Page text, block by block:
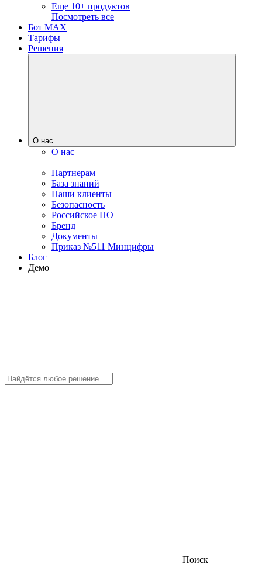
Еще 10+ продуктов
Посмотреть все
Бот MAX
Тарифы
Решения
О нас
О нас
Партнерам
База знаний
Наши клиенты
Безопасность
Российское ПО
Бренд
Документы
Приказ №511 Минцифры
Блог
Демо
Поиск